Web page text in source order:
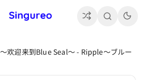
欢迎来到Blue Seal～ - Ripple～ブルー